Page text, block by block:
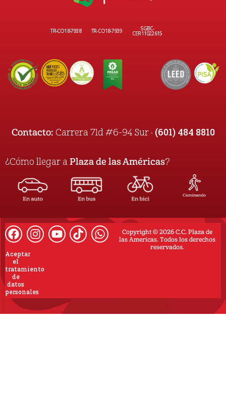
TR-CO18-7938 TR-CO18-7939 SGBC-
CER11022615
Contacto: Carrera 71d #6-94 Sur · (601) 484 8810
¿Cómo llegar a Plaza de las Américas?
Copyright © 2026 C.C. Plaza de
las Americas. Todos los derechos
reservados.
Aceptar
el
tratamiento
de
datos
personales